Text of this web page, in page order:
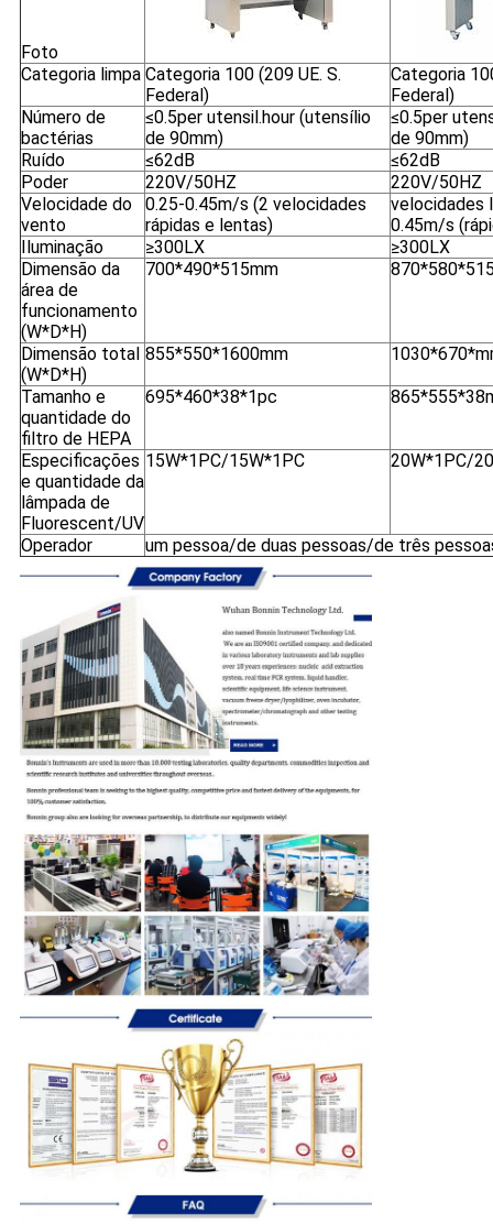
Foto
Categoria limpa Categoria 100 (209 UE. S.
Federal)
Categoria
Federal)
Número de
bactérias
≤0.5per utensil.hour (utensílio
de 90mm)
≤0.5per
de 90mm)
Ruído
≤62dB
≤62dB
Poder
220V/50HZ
220V/50HZ
Velocidade do
vento
0.25-0.45m/s (2 velocidades
rápidas e lentas)
velocidades
0.45m/s
Iluminação
≥300LX
≥300LX
Dimensão da
área de
funcionamento
(W*D*H)
700*490*515mm
Dimensão total
(W*D*H)
855*550*1600mm
Tamanho e
quantidade do
filtro de HEPA
695*460*38*1pc
Especificações
e quantidade da
lâmpada de
Fluorescent/UV
15W*1PC/15W*1PC 20W*1PC/
Operador um pessoa/de duas pessoas/de três